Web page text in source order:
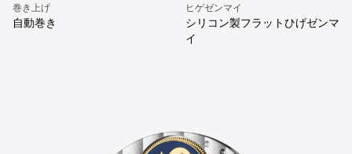
巻き上げ
自動巻き
ヒゲゼンマイ
シリコン製フラットひげゼンマ
イ